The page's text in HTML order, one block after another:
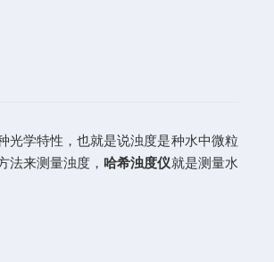
学特性，也就是说浊度是种水中微粒
法来测量浊度， 哈希浊度仪就是测量水